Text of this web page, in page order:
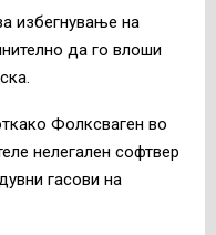
избегнување на
да го влоши
Фолксваген во
нелегален софтвер
гасови на